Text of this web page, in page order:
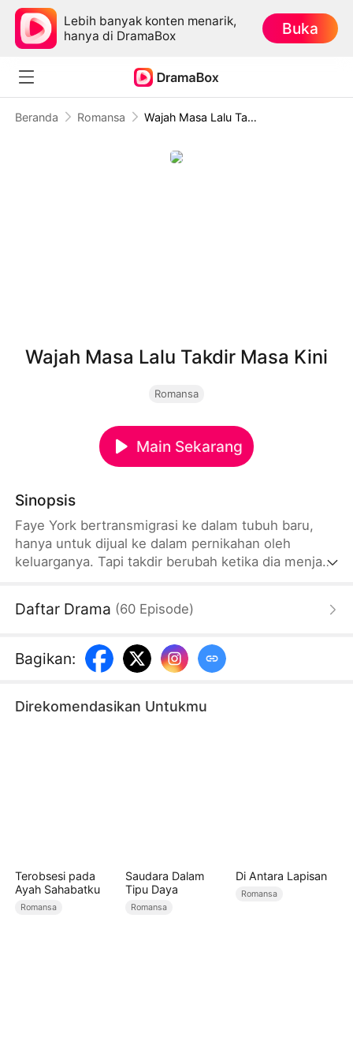
Lebih banyak konten menarik,
hanya di DramaBox
Buka
Beranda Romansa Wajah Masa Lalu Takdir Masa Kini
Wajah Masa Lalu Takdir Masa Kini
Romansa
Main Sekarang
Sinopsis
Faye York bertransmigrasi ke dalam tubuh baru,
hanya untuk dijual ke dalam pernikahan oleh
keluarganya. Tapi takdir berubah ketika dia menjadi
terlihat persis seperti mantan kekasihnya yang
takdir dan racun mulai terungkap.
Daftar Drama (60 Episode)
Bagikan:
Direkomendasikan Untukmu
Terobsesi pada
Ayah Sahabatku
Romansa
Saudara Dalam
Tipu Daya
Romansa
Di Antara Lapisan
Romansa